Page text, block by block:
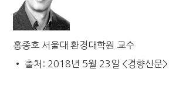
홍종호 서울대 환경대학원 교수
• 출처: 2018년 5월 23일 <경향신문>